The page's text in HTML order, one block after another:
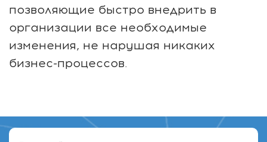
позволяющие быстро внедрить в
организации все необходимые
изменения, не нарушая никаких
бизнес-процессов.